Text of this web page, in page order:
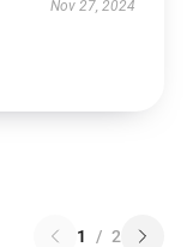
Nov 27, 2024
1 / 2